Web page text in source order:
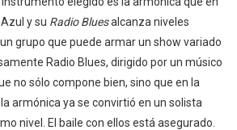
y su Radio Bluesalcanza niveles
grupo que puede armar un show variado
Radio Blues, dirigido por un músico
no sólo compone bien, sino que en la
armónica ya se convirtió en un solista
nivel. El baile con ellos está asegurado.